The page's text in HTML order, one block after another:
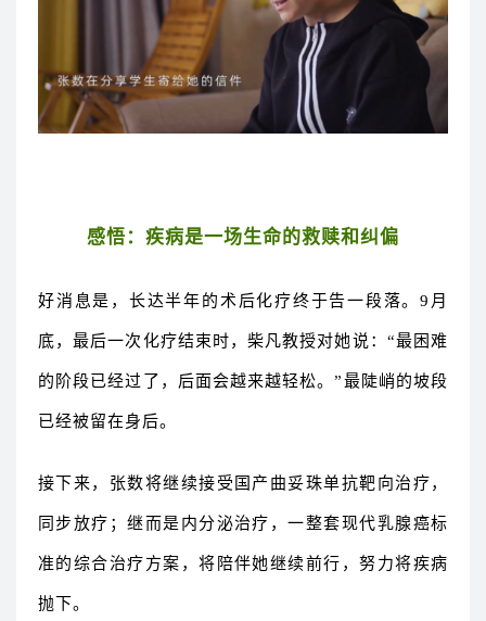
感悟：疾病是一场生命的救赎和纠偏
好消息是，长达半年的术后化疗终于告一段落。9月
底，最后一次化疗结束时，柴凡教授对她说：“最困难
的阶段已经过了，后面会越来越轻松。”最陡峭的坡段
已经被留在身后。
接下来，张数将继续接受国产曲妥珠单抗靶向治疗，
同步放疗；继而是内分泌治疗，一整套现代乳腺癌标
准的综合治疗方案，将陪伴她继续前行，努力将疾病
抛下。